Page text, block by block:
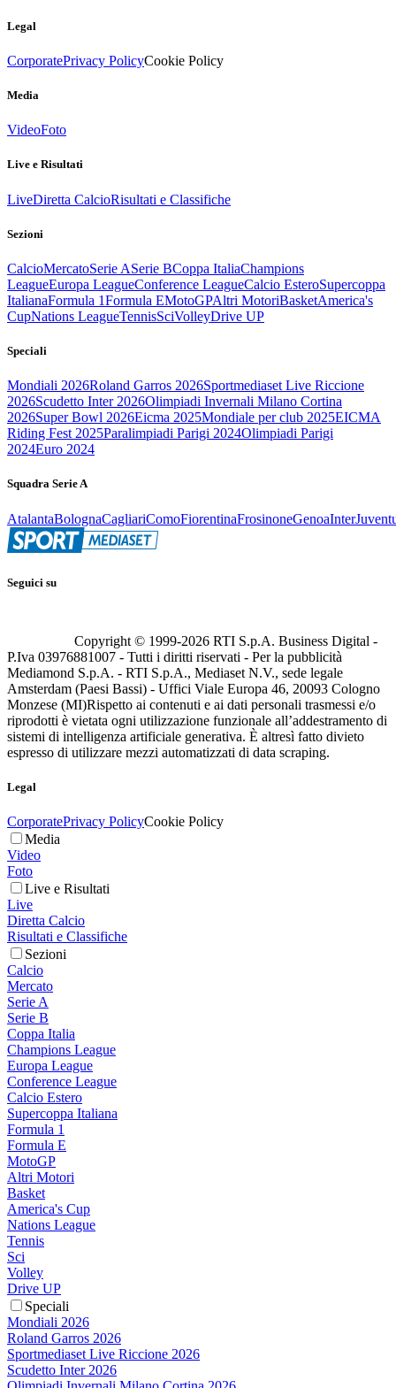
Legal
CorporatePrivacy PolicyCookie Policy
Media
VideoFoto
Live e Risultati
LiveDiretta CalcioRisultati e Classifiche
Sezioni
CalcioMercatoSerie ASerie BCoppa ItaliaChampions
LeagueEuropa LeagueConference LeagueCalcio EsteroSupercoppa
ItalianaFormula 1Formula EMotoGPAltri MotoriBasketAmerica's
CupNations LeagueTennisSciVolleyDrive UP
Speciali
Mondiali 2026Roland Garros 2026Sportmediaset Live Riccione
2026Scudetto Inter 2026Olimpiadi Invernali Milano Cortina
2026Super Bowl 2026Eicma 2025Mondiale per club 2025EICMA
Riding Fest 2025Paralimpiadi Parigi 2024Olimpiadi Parigi
2024Euro 2024
Squadra Serie A
AtalantaBolognaCagliariComoFiorentinaFrosinoneGenoaInter
Seguici su
Copyright © 1999-2026 RTI S.p.A. Business Digital -
P.Iva 03976881007 - Tutti i diritti riservati - Per la pubblicità
Mediamond S.p.A. - RTI S.p.A., Mediaset N.V., sede legale
Amsterdam (Paesi Bassi) - Uffici Viale Europa 46, 20093 Cologno
Monzese (MI)Rispetto ai contenuti e ai dati personali trasmessi e/o
riprodotti è vietata ogni utilizzazione funzionale all’addestramento di
sistemi di intelligenza artificiale generativa. È altresì fatto divieto
espresso di utilizzare mezzi automatizzati di data scraping.
Legal
CorporatePrivacy PolicyCookie Policy
Media
Video
Foto
Live e Risultati
Live
Diretta Calcio
Risultati e Classifiche
Sezioni
Calcio
Mercato
Serie A
Serie B
Coppa Italia
Champions League
Europa League
Conference League
Calcio Estero
Supercoppa Italiana
Formula 1
Formula E
MotoGP
Altri Motori
Basket
America's Cup
Nations League
Tennis
Sci
Volley
Drive UP
Speciali
Mondiali 2026
Roland Garros 2026
Sportmediaset Live Riccione 2026
Scudetto Inter 2026